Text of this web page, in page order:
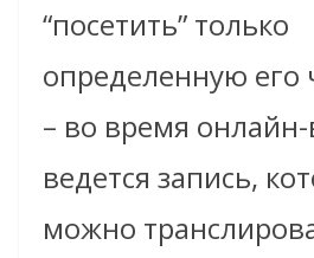
“посетить” только
определенную
– во время онлайн-
ведется запись,
можно